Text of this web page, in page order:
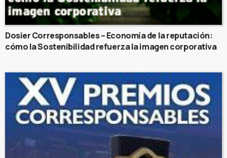
Dosier Corresponsables – Economía de la reputación:
cómo la Sostenibilidad refuerza la imagen corporativa